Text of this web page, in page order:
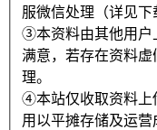
服微信处理（详见下
③本资料由其他用户
满意，若存在资料
理。
④本站仅收取资料上
用以平摊存储及运